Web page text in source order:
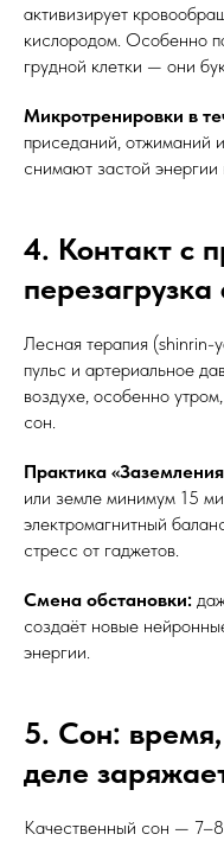
активизирует
кислородом. Особенно
грудной клетки — они
Микротренировки в
приседаний, отжиманий
снимают застой
4. Контакт с
Лесная терапия (shinrin-
пульс и артериальное
воздухе, особенно
сон.
Практика
или земле минимум 15
электромагнитный
стресс от гаджетов.
Смена обстановки:
создаёт новые
энергии.
5. Сон:
деле
Качественный сон —